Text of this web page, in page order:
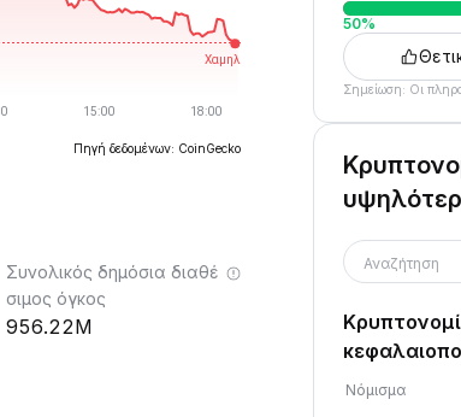
Πηγή δεδομένων: CoinGecko
Συνολικός δημόσια διαθέ
σιμος όγκος
956.22M
50%
Σημείωση: Οι
Αναζήτηση
Νόμισμα